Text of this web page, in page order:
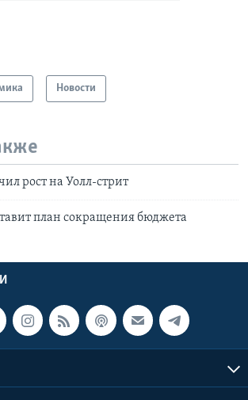
Новости
рост на Уолл-стрит
план сокращения бюджета